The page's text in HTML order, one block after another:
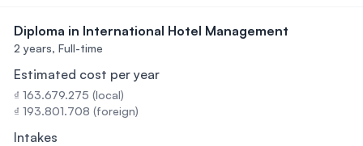
Diploma in International Hotel Management
2 years, Full-time
Estimated cost per year
₫ 163.679.275 (local)
₫ 193.801.708 (foreign)
Intakes